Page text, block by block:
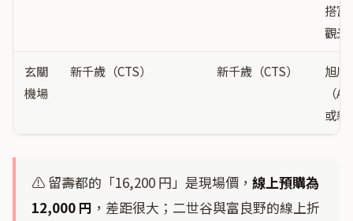
搭富
觀光
玄關
機場
新千歲（CTS） 新千歲（CTS）
旭川
（
或新
⚠️ 留壽都的「16,200 円」是現場價， 線上預購為
12,000 円 ，差距很大；二世谷與富良野的線上折